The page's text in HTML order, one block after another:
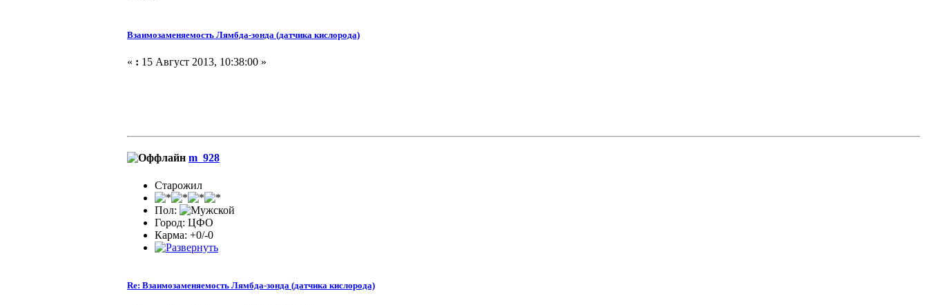
Взаимозаменяемость Лямбда-зонда (датчика кислорода)
« : 15 Август 2013, 10:38:00 »
m_928
Старожил
Пол:
Город: ЦФО
Карма: +0/-0
Re: Взаимозаменяемость Лямбда-зонда (датчика кислорода)